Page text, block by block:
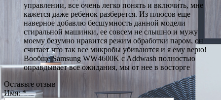
управлении, все очень легко понять и включить, мне
кажется даже ребенок разберется. Из плюсов еще
наверное добавлю бесшумность данной модели
стиральной машинки, ее совсем не слышно и мужу
моему безумно нравится режим обработки паром, он
считает что так все микробы убиваются и я ему верю!
Вообще Samsung WW4600K c Addwash полностью
оправдывает все ожидания, мы от нее в восторге
Оставьте отзыв
Имя:*